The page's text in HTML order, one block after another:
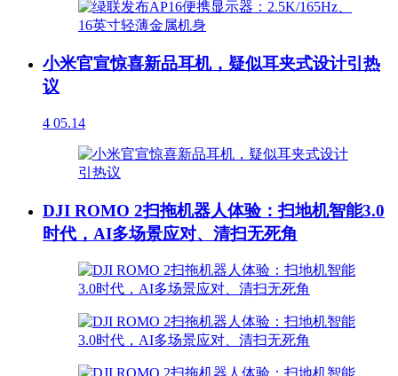
小米官宣惊喜新品耳机，疑似耳夹式设计引热
议
4 05.14
DJI ROMO 2扫拖机器人体验：扫地机智能3.0
时代，AI多场景应对、清扫无死角